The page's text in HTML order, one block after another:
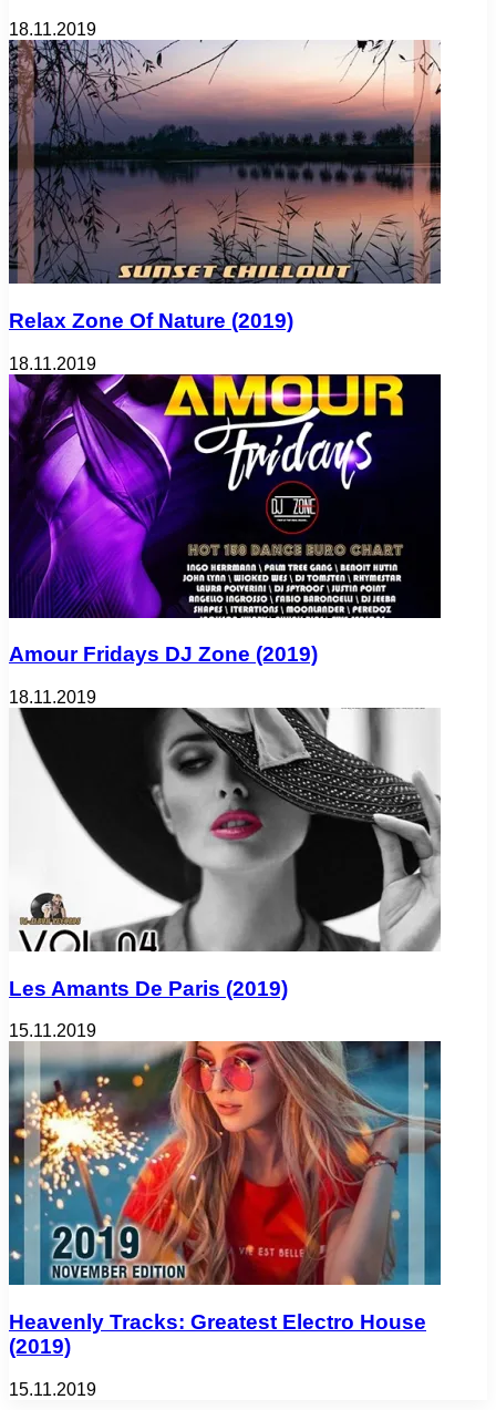
18.11.2019
Relax Zone Of Nature (2019)
18.11.2019
Amour Fridays DJ Zone (2019)
18.11.2019
Les Amants De Paris (2019)
15.11.2019
Heavenly Tracks: Greatest Electro House
(2019)
15.11.2019